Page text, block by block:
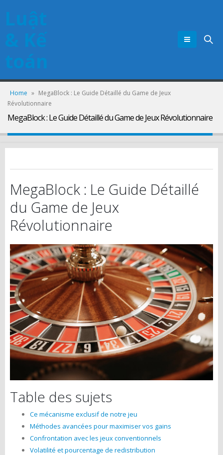
Luật
& Kế
toán
Home » MegaBlock : Le Guide Détaillé du Game de Jeux
Révolutionnaire
MegaBlock : Le Guide Détaillé du Game de Jeux Révolutionnaire
MegaBlock : Le Guide Détaillé
du Game de Jeux
Révolutionnaire
Table des sujets
Ce mécanisme exclusif de notre jeu
Méthodes avancées pour maximiser vos gains
Confrontation avec les jeux conventionnels
Volatilité et pourcentage de redistribution